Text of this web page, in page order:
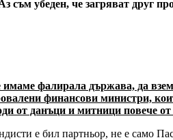
съм убеден, че загряват друг
фалирала държава, да
финансови министри,
от данъци и митници повече
е бил партньор, не е само